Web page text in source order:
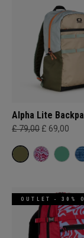
Alpha Lite
£ 79,00 £ 69,00
OUTLET - 30%